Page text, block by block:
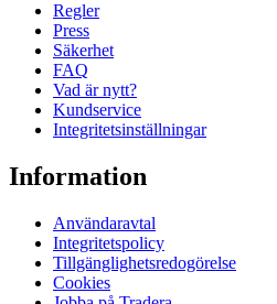
Regler
Press
Säkerhet
FAQ
Vad är nytt?
Kundservice
Integritetsinställningar
Information
Användaravtal
Integritetspolicy
Tillgänglighetsredogörelse
Cookies